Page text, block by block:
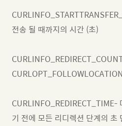
전송 될 때까지의 시간 (초)
CURLINFO_REDIRECT_TIME-
기 전에 모든 리디렉션 단계의 초